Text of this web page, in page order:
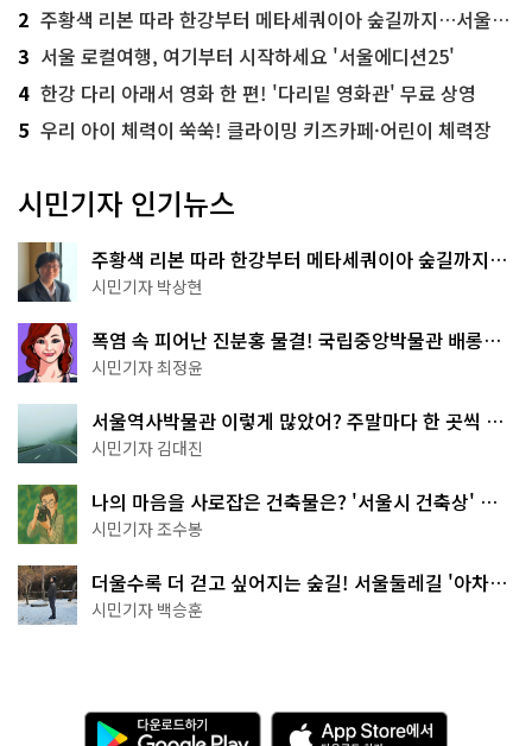
2 주황색 리본 따라 한강부터 메타세쿼이아 숲길까지…서울둘레길 15코스
3 서울 로컬여행, 여기부터 시작하세요 '서울에디션25'
4 한강 다리 아래서 영화 한 편! '다리밑 영화관' 무료 상영
5 우리 아이 체력이 쑥쑥! 클라이밍 키즈카페·어린이 체력장
시민기자 인기뉴스
주황색 리본 따라 한강부터 메타세쿼이아 숲길까지…
서울둘레길 15코스
시민기자 박상현
폭염 속 피어난 진분홍 물결! 국립중앙박물관 배롱나
무 명소
시민기자 최정윤
서울역사박물관 이렇게 많았어? 주말마다 한 곳씩 떠
나는 역사 산책
시민기자 김대진
나의 마음을 사로잡은 건축물은? '서울시 건축상' 수
상작 공개!
시민기자 조수봉
더울수록 더 걷고 싶어지는 숲길! 서울둘레길 '아차산
코스'
시민기자 백승훈
다
운
A
p